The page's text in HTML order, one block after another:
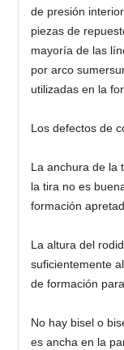
de presión
piezas de
mayoría de las
por arco
utilizadas en la
Los defectos de
La anchura de la
la tira no es
formación
La altura del
suficientemente
de formación
No hay bisel o
es ancha en la